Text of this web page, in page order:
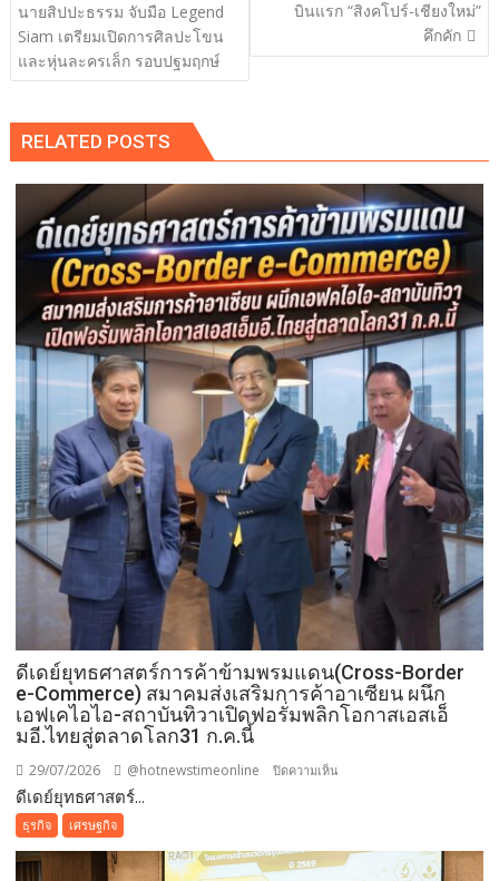
เรื่อง
นายสิปปะธรรม จับมือ Legend
Siam เตรียมเปิดการศิลปะโขน
และหุ่นละครเล็ก รอบปฐมฤกษ์
บินแรก “สิงคโปร์-เชียงใหม่”
คึกคัก
RELATED POSTS
ดีเดย์ยุทธศาสตร์การค้าข้ามพรมแดน(Cross-Border
e-Commerce) สมาคมส่งเสริมการค้าอาเซียน ผนึก
เอฟเคไอไอ-สถาบันทิวาเปิดฟอรั่มพลิกโอกาสเอสเอ็
มอี.ไทยสู่ตลาดโลก31 ก.ค.นี้
29/07/2026 @hotnewstimeonline ปิดความเห็น
การ
ดีเดย์ยุทธศาสตร์...
ธุรกิจ เศรษฐกิจ